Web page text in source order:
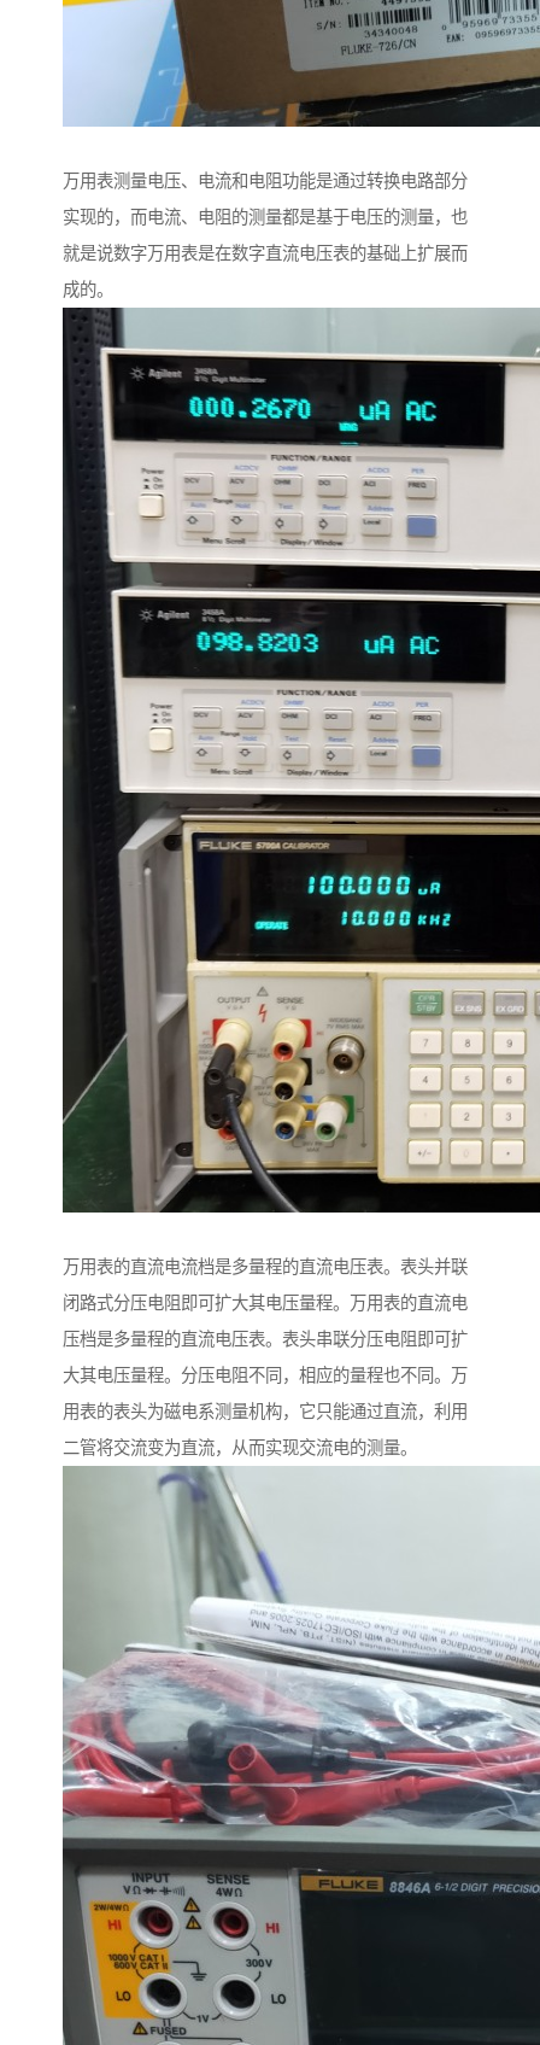
万用表测量电压、电流和电阻功能是通过转换电路部分
实现的，而电流、电阻的测量都是基于电压的测量，也
就是说数字万用表是在数字直流电压表的基础上扩展而
成的。
万用表的直流电流档是多量程的直流电压表。表头并联
闭路式分压电阻即可扩大其电压量程。万用表的直流电
压档是多量程的直流电压表。表头串联分压电阻即可扩
大其电压量程。分压电阻不同，相应的量程也不同。万
用表的表头为磁电系测量机构，它只能通过直流，利用
二管将交流变为直流，从而实现交流电的测量。